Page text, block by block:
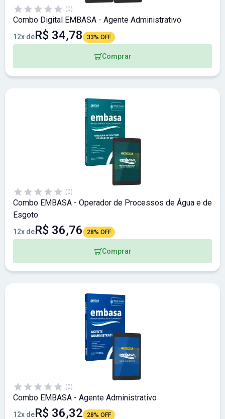
(0)
Combo Digital EMBASA - Agente Administrativo
12x deR$ 34,78 33% OFF
Comprar
(0)
Combo EMBASA - Operador de Processos de Água e de
Esgoto
12x deR$ 36,76 28% OFF
Comprar
(0)
Combo EMBASA - Agente Administrativo
12x deR$ 36,32 28% OFF